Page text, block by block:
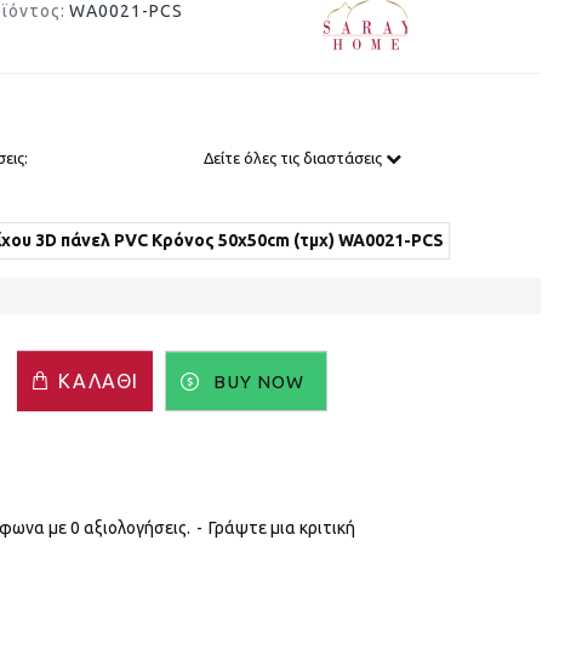
με 0 αξιολογήσεις. - Γράψτε μια κριτική
WA0021-PCS
Δείτε όλες τις διαστάσεις
3D πάνελ PVC Κρόνος 50x50cm (τμχ) WA0021-PCS
ΚΑΛΆΘΙ BUY NOW